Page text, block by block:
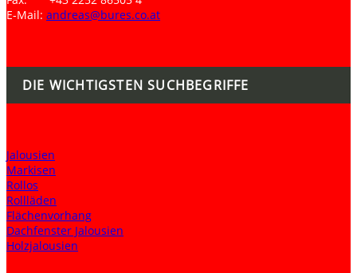
E-Mail: andreas@bures.co.at
DIE WICHTIGSTEN SUCHBEGRIFFE
Jalousien
Markisen
Rollos
Rollläden
Flächenvorhang
Dachfenster Jalousien
Holzjalousien